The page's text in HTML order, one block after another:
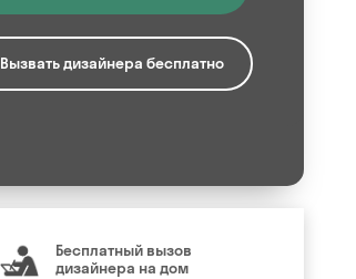
Вызвать дизайнера бесплатно
Бесплатный вызов
дизайнера на дом